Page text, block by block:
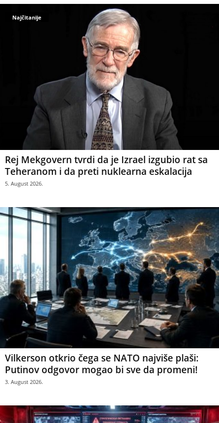
Najčitanije
Rej Mekgovern tvrdi da je Izrael izgubio rat sa
Teheranom i da preti nuklearna eskalacija
5. August 2026.
Vilkerson otkrio čega se NATO najviše plaši:
Putinov odgovor mogao bi sve da promeni!
3. August 2026.